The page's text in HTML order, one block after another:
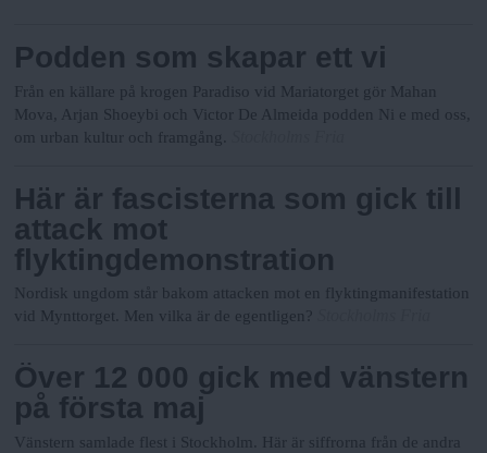
Podden som skapar ett vi
Från en källare på krogen Paradiso vid Mariatorget gör Mahan
Mova, Arjan Shoeybi och Victor De Almeida podden Ni e med oss,
om urban kultur och framgång.
Här är fascisterna som gick till
attack mot
flyktingdemonstration
Nordisk ungdom står bakom attacken mot en flyktingmanifestation
vid Mynttorget. Men vilka är de egentligen?
Över 12 000 gick med vänstern
på första maj
Vänstern samlade flest i Stockholm. Här är siffrorna från de andra